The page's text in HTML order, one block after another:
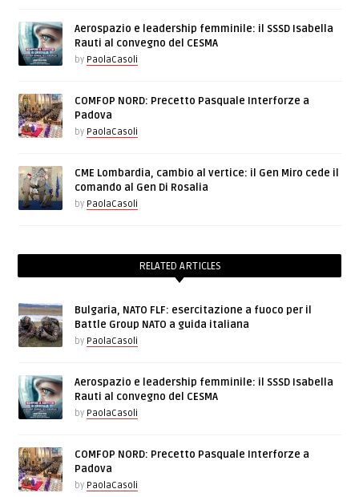
Aerospazio e leadership femminile: il SSSD Isabella
Rauti al convegno del CESMA
by PaolaCasoli
COMFOP NORD: Precetto Pasquale Interforze a
Padova
by PaolaCasoli
CME Lombardia, cambio al vertice: il Gen Miro cede il
comando al Gen Di Rosalia
by PaolaCasoli
RELATED ARTICLES
Bulgaria, NATO FLF: esercitazione a fuoco per il
Battle Group NATO a guida italiana
by PaolaCasoli
Aerospazio e leadership femminile: il SSSD Isabella
Rauti al convegno del CESMA
by PaolaCasoli
COMFOP NORD: Precetto Pasquale Interforze a
Padova
by PaolaCasoli